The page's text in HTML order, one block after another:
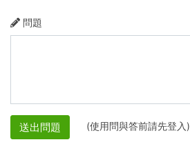
問題
送出問題 (使用問與答前請先登入)